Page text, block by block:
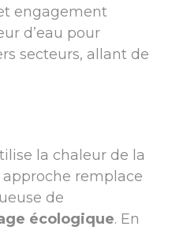
engagement
d’eau pour
secteurs, allant de
la chaleur de la
remplace
de
écologique. En